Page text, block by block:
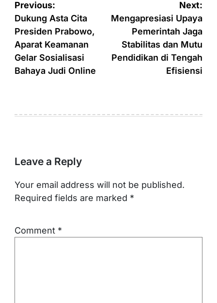
Post
navigation
Previous:
Dukung Asta Cita
Presiden Prabowo,
Aparat Keamanan
Gelar Sosialisasi
Bahaya Judi Online
Next:
Mengapresiasi Upaya
Pemerintah Jaga
Stabilitas dan Mutu
Pendidikan di Tengah
Efisiensi
Leave a Reply
Your email address will not be published.
Required fields are marked *
Comment *